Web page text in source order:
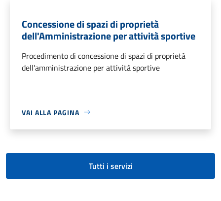
Concessione di spazi di proprietà
dell'Amministrazione per attività sportive
Procedimento di concessione di spazi di proprietà
dell'amministrazione per attività sportive
VAI ALLA PAGINA
Tutti i servizi